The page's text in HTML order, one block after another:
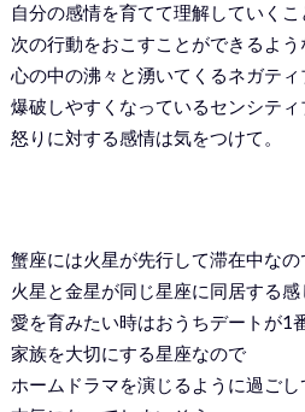
自分の感情を育てて理解していくこ
次の行動をおこすことができるよう
心の中の沸々と湧いてくるネガテ
爆破しやすくなっているセンシテ
怒りに対する感情は気をつけて。
蟹座には火星が先行して滞在中なの
火星と金星が同じ星座に同居する感
愛を育みたい時はおうちデートが1番
家族を大切にする星座なので
ホームドラマを演じるように過ごし